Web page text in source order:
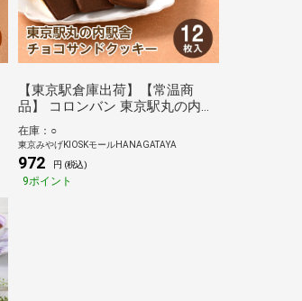
【東京駅倉庫出荷】【常温商
品】 コロンバン 東京駅丸の内駅
舎チョコサンドクッキー 12枚入
在庫：○
東京みやげKIOSKモールHANAGATAYA
972 円 (税込)
9ポイント